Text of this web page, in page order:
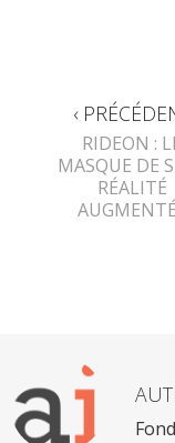
‹
RIDEON :
MASQUE DE
RÉALITÉ